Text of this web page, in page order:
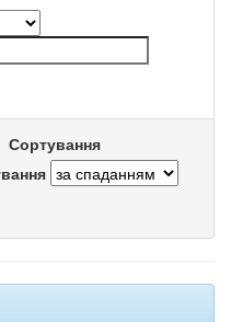
Сортування